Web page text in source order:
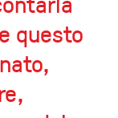
questo